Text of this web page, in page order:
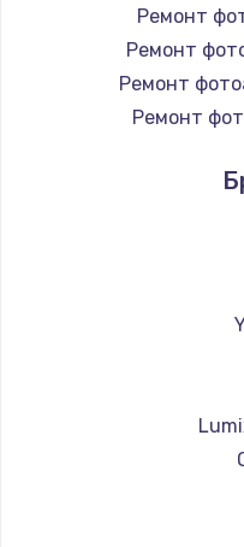
Ремонт
Ремонт
Ремонт
Ремонт
Ремонт
Ремонт